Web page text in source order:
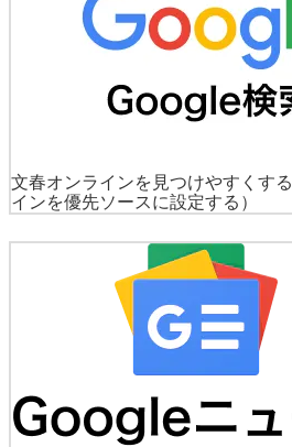
文春オンラインを見つけやすくする
インを優先ソースに設定する）